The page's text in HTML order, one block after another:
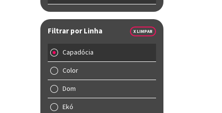
Filtrar por Linha X LIMPAR
Capadócia
Color
Dom
Ekó